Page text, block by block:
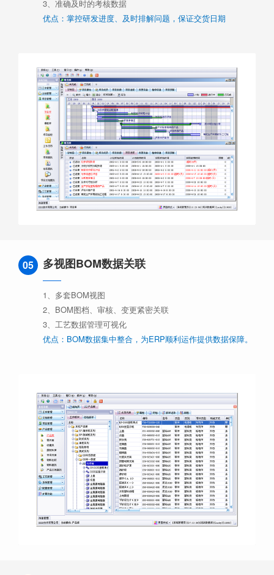
3、准确及时的考核数据
优点：掌控研发进度、及时排解问题，保证交货日期
05 多视图BOM数据关联
1、多套BOM视图
2、BOM图档、审核、变更紧密关联
3、工艺数据管理可视化
优点：BOM数据集中整合，为ERP顺利运作提供数据保障。